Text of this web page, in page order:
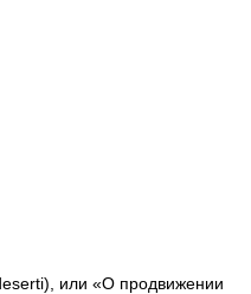
или «О продвижении